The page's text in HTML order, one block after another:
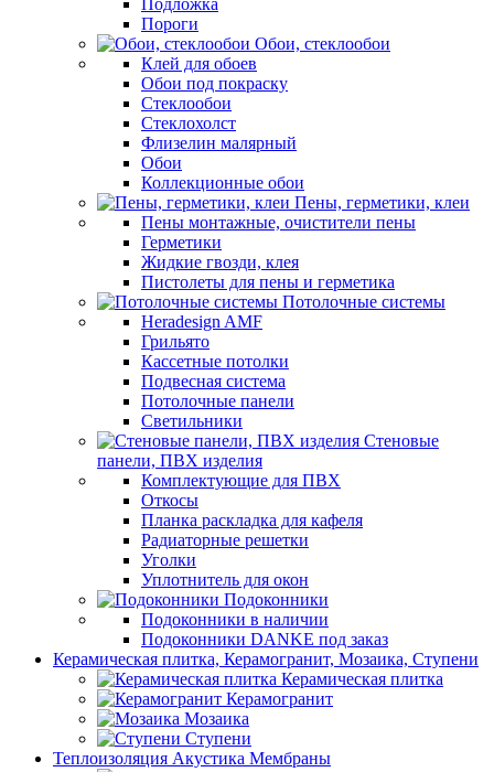
Подложка
Пороги
Обои, стеклообои
Клей для обоев
Обои под покраску
Стеклообои
Стеклохолст
Флизелин малярный
Обои
Коллекционные обои
Пены, герметики, клеи
Пены монтажные, очистители пены
Герметики
Жидкие гвозди, клея
Пистолеты для пены и герметика
Потолочные системы
Heradesign AMF
Грильято
Кассетные потолки
Подвесная система
Потолочные панели
Светильники
Стеновые
панели, ПВХ изделия
Комплектующие для ПВХ
Откосы
Планка раскладка для кафеля
Радиаторные решетки
Уголки
Уплотнитель для окон
Подоконники
Подоконники в наличии
Подоконники DANKE под заказ
Керамическая плитка, Керамогранит, Мозаика, Ступени
Керамическая плитка
Керамогранит
Мозаика
Ступени
Теплоизоляция Акустика Мембраны